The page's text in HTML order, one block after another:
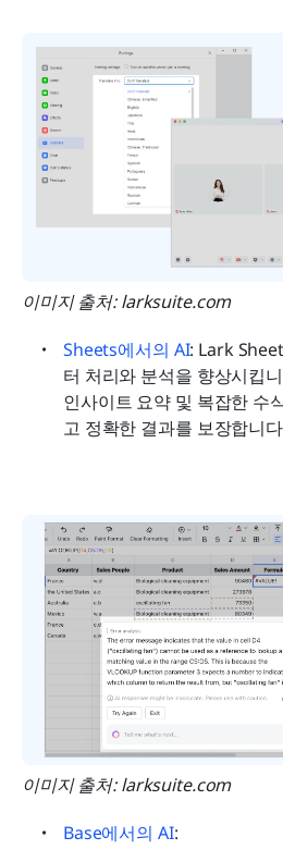
이미지 출처: larksuite.com
Sheets에서의 AI: Lark
터 처리와 분석을 향상시킵
인사이트 요약 및 복잡한 수
고 정확한 결과를 보장합니
이미지 출처: larksuite.com
Base에서의 AI: